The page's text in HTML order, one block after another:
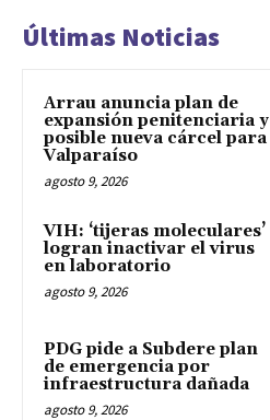
Últimas Noticias
Arrau anuncia plan de
expansión penitenciaria y
posible nueva cárcel para
Valparaíso
agosto 9, 2026
VIH: ‘tijeras moleculares’
logran inactivar el virus
en laboratorio
agosto 9, 2026
PDG pide a Subdere plan
de emergencia por
infraestructura dañada
agosto 9, 2026